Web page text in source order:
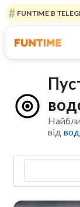
FUNTIME В
від